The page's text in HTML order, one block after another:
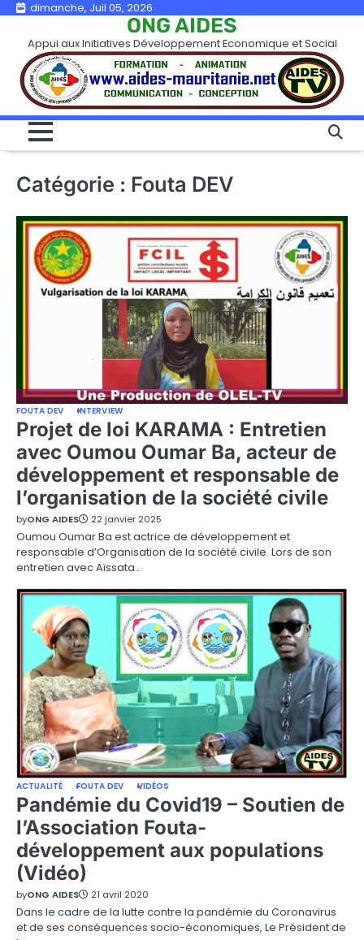
Skip
content
dimanche, Juil 05, 2026
ONG AIDES
Appui aux Initiatives Développement Economique et Social
Catégorie : Fouta DEV
FOUTA DEV INTERVIEW
Projet de loi KARAMA : Entretien
avec Oumou Oumar Ba, acteur de
développement et responsable de
l’organisation de la société civile
byONG AIDES 22 janvier 2025
Oumou Oumar Ba est actrice de développement et
responsable d’Organisation de la société civile. Lors de son
entretien avec Aïssata…
ACTUALITÉ FOUTA DEV VIDÉOS
Pandémie du Covid19 – Soutien de
l’Association Fouta-
développement aux populations
(Vidéo)
byONG AIDES 21 avril 2020
Dans le cadre de la lutte contre la pandémie du Coronavirus
et de ses conséquences socio-économiques, Le Président de